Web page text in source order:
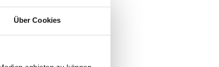
Über Cookies